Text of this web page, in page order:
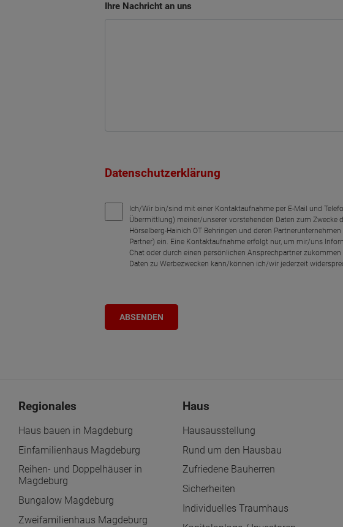
Ihre Nachricht an uns
Datenschutzerklärung
Ich/Wir bin/sind mit einer Kontaktaufnahme per E-Mail und
Übermittlung) meiner/unserer vorstehenden Daten zum Zwecke
Hörselberg-Hainich OT Behringen und deren
Partner) ein. Eine Kontaktaufnahme erfolgt nur, um mir/uns
Chat oder durch einen persönlichen Ansprechpartner
Daten zu Werbezwecken kann/können ich/wir jederzeit
Regionales
Haus bauen in Magdeburg
Einfamilienhaus Magdeburg
Reihen- und Doppelhäuser in
Magdeburg
Bungalow Magdeburg
Zweifamilienhaus Magdeburg
Haus
Hausausstellung
Rund um den Hausbau
Zufriedene Bauherren
Sicherheiten
Individuelles Traumhaus